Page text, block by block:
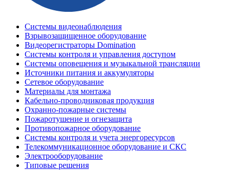
Системы видеонаблюдения
Взрывозащищенное оборудование
Видеорегистраторы Domination
Системы контроля и управления доступом
Системы оповещения и музыкальной трансляции
Источники питания и аккумуляторы
Сетевое оборудование
Материалы для монтажа
Кабельно-проводниковая продукция
Охранно-пожарные системы
Пожаротушение и огнезащита
Противопожарное оборудование
Системы контроля и учета энергоресурсов
Телекоммуникационное оборудование и СКС
Электрооборудование
Типовые решения